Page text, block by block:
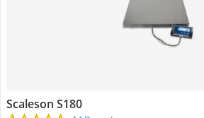
Scaleson S180